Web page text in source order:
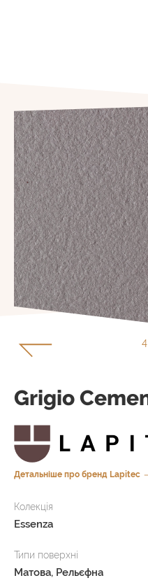
1
Grigio
Детальніше про бренд Lapitec
Колекція
Essenza
Типи поверхні
Матова, Рельєфна